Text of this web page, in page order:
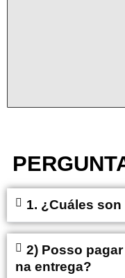
1. ¿Cuáles
2) Posso
na entrega?